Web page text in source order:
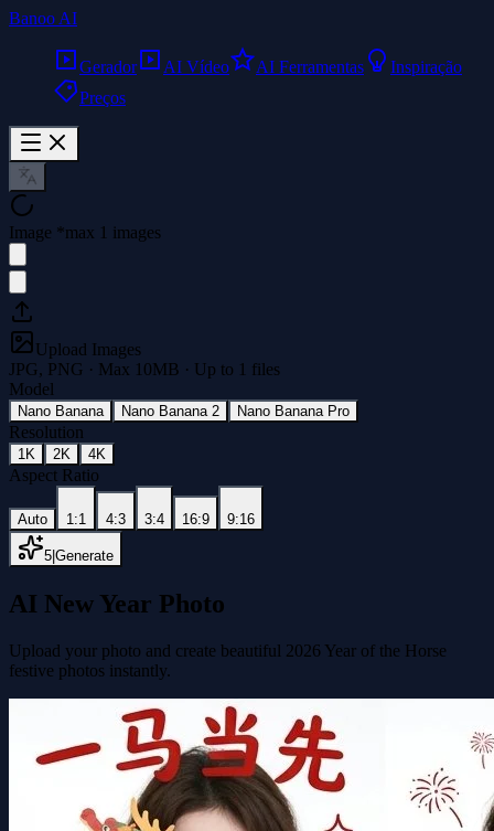
Banoo AI
Gerador AI Vídeo AI Ferramentas
Inspiração
Preços
Image *max 1 images
Upload Images
JPG, PNG · Max 10MB · Up to 1 files
Model
Nano Banana Nano Banana 2 Nano Banana Pro
Resolution
1K 2K 4K
Aspect Ratio
Auto 1:1 4:3 3:4 16:9 9:16
5 Generate
AI New Year Photo
Upload your photo and create beautiful 2026 Year of the Horse
festive photos instantly.